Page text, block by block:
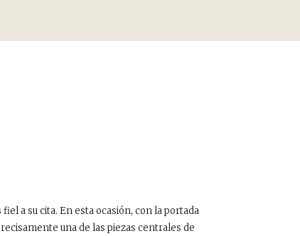
a su cita. En esta ocasión, con la portada
una de las piezas centrales de